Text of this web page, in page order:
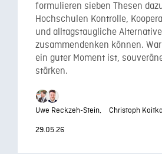
formulieren sieben Thesen
Hochschulen Kontrolle,
und alltagstaugliche
zusammendenken können.
ein guter Moment ist,
stärken.
Uwe Reckzeh-Stein,
Christoph
29.05.26